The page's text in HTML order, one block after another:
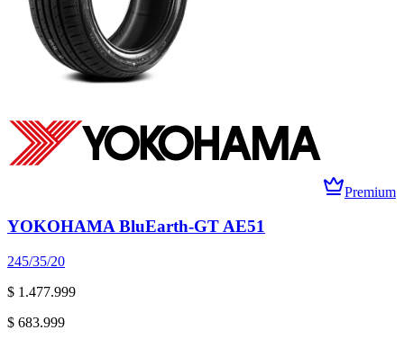
Premium
YOKOHAMA BluEarth-GT AE51
245/35/20
$ 1.477.999
$ 683.999